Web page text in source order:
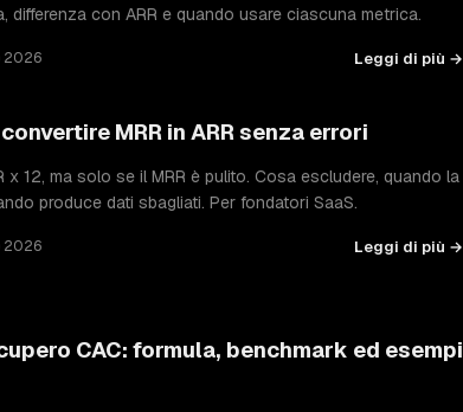
differenza con ARR e quando usare ciascuna metrica.
2026 Leggi di più →
MRR in ARR senza errori
x 12, ma solo se il MRR è pulito. Cosa escludere, quando la
produce dati sbagliati. Per fondatori SaaS.
2026 Leggi di più →
CAC: formula, benchmark ed esempi